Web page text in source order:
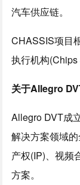
汽车供应链。
CHASSIS项目
执行机构(Chips
关于Allegro
Allegro DVT成
解决方案领域
产权(IP)、视频
方案。